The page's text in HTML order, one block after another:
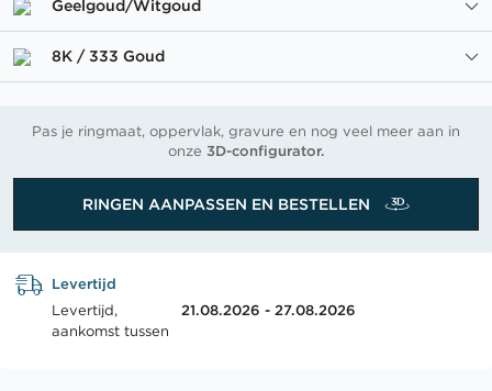
afbeeldingen-
Geelgoud/Witgoud
8K / 333 Goud
Pas je ringmaat, oppervlak, gravure en nog veel meer aan in
onze 3D-configurator.
RINGEN AANPASSEN EN BESTELLEN
Levertijd
Levertijd,
aankomst tussen
21.08.2026 - 27.08.2026